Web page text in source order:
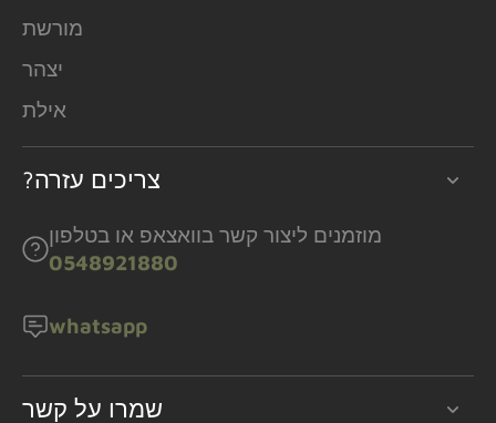
מורשת
יצהר
אילת
?צריכים עזרה
מוזמנים ליצור קשר בוואצאפ או בטלפון
0548921880
whatsapp
שמרו על קשר